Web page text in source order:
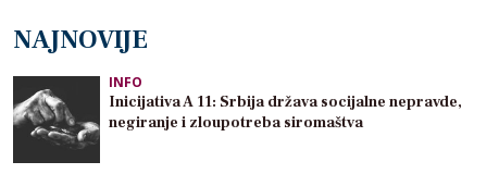
NAJNOVIJE
INFO
Inicijativa A 11: Srbija država socijalne nepravde,
negiranje i zloupotreba siromaštva